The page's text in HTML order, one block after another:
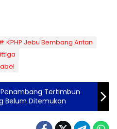
KPHP Jebu Bembang Antan
Tertimbun
Belum Ditemukan